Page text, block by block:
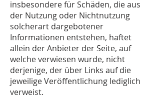
insbesondere für Schäden, die aus
der Nutzung oder Nichtnutzung
solcherart dargebotener
Informationen entstehen, haftet
allein der Anbieter der Seite, auf
welche verwiesen wurde, nicht
derjenige, der über Links auf die
jeweilige Veröffentlichung lediglich
verweist.